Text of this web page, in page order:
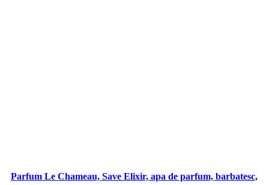
Parfum Le Chameau, Save Elixir, apa de parfum, barbatesc,